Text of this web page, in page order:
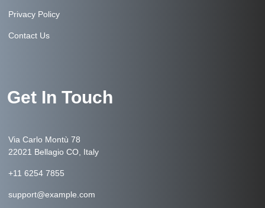
Privacy Policy
Contact Us
Get In Touch
Via Carlo Montù 78
22021 Bellagio CO, Italy
+11 6254 7855
support@example.com